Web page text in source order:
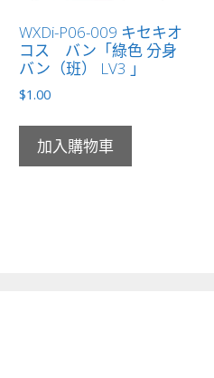
WXDi-P06-009 キセキオ
コス バン「綠色 分身
バン（班） LV3 」
$1.00
加入購物車